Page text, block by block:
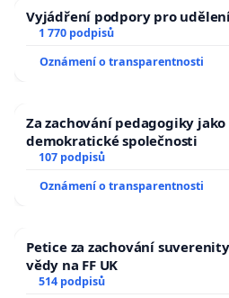
Vyjádření podpory pro
1 770 podpisů
Oznámení o transparentnosti
Za zachování pedagogiky
demokratické společnosti
107 podpisů
Oznámení o transparentnosti
Petice za zachování
vědy na FF UK
514 podpisů